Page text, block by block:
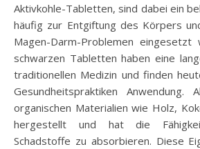
Aktivkohle-Tabletten, sind dabei ein
häufig zur Entgiftung des Körpers
Magen-Darm-Problemen eingesetzt
schwarzen Tabletten haben eine
traditionellen Medizin und finden
Gesundheitspraktiken Anwendung.
organischen Materialien wie Holz,
hergestellt und hat die
Schadstoffe zu absorbieren. Diese